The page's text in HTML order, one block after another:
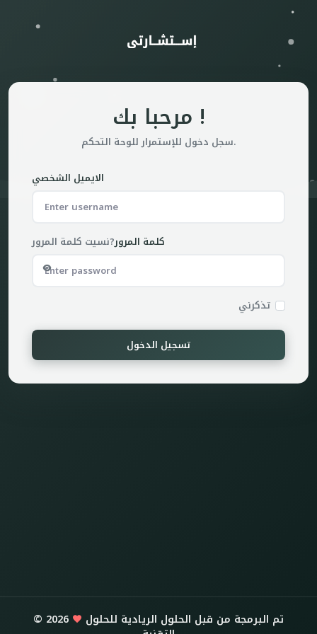
مرحبا بك !
سجل دخول للإستمرار للوحة التحكم.
الايميل الشخصي
نسيت كلمة المرور?كلمة المرور
تذكرني
تسجيل الدخول
© 2026